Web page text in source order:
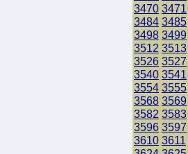
3470 3471
3484 3485
3498 3499
3512 3513
3526 3527
3540 3541
3554 3555
3568 3569
3582 3583
3596 3597
3610 3611